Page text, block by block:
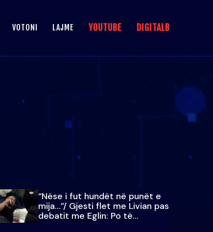
VOTONI LAJME YOUTUBE DIGITALB
“Nëse i fut hundët në punët e
mija…”/ Gjesti flet me Livian pas
debatit me Eglin: Po të
paralajmëroj